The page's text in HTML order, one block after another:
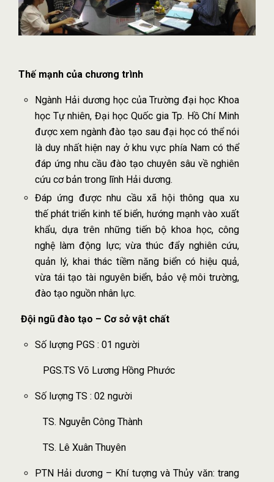
Thế mạnh của chương trình
Ngành Hải dương học của Trường đại học Khoa
học Tự nhiên, Đại học Quốc gia Tp. Hồ Chí Minh
được xem ngành đào tạo sau đại học có thể nói
là duy nhất hiện nay ở khu vực phía Nam có thể
đáp ứng nhu cầu đào tạo chuyên sâu về nghiên
cứu cơ bản trong lĩnh Hải dương.
Đáp ứng được nhu cầu xã hội thông qua xu
thế phát triển kinh tế biển, hướng mạnh vào xuất
khẩu, dựa trên những tiến bộ khoa học, công
nghệ làm động lực; vừa thúc đẩy nghiên cứu,
quản lý, khai thác tiềm năng biển có hiệu quả,
vừa tái tạo tài nguyên biển, bảo vệ môi trường,
đào tạo nguồn nhân lực.
Đội ngũ đào tạo – Cơ sở vật chất
Số lượng PGS : 01 người
PGS.TS Võ Lương Hồng Phước
Số lượng TS : 02 người
TS. Nguyễn Công Thành
TS. Lê Xuân Thuyên
PTN Hải dương – Khí tượng và Thủy văn: trang